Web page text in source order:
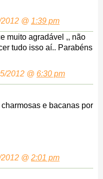
@ 1:39 pm
muito agradável ,, não
tudo isso aí.. Parabéns
2012 @ 6:30 pm
e bacanas por
@ 2:01 pm